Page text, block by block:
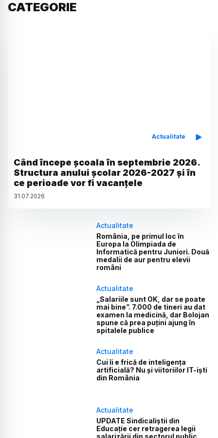
CATEGORIE
Actualitate
Când începe școala în septembrie 2026.
Structura anului școlar 2026-2027 și în
ce perioade vor fi vacanțele
31.07.2026
Actualitate
România, pe primul loc în
Europa la Olimpiada de
Informatică pentru Juniori. Două
medalii de aur pentru elevii
români
Actualitate
„Salariile sunt OK, dar se poate
mai bine”. 7.000 de tineri au dat
examen la medicină, dar Bolojan
spune că prea puțini ajung în
spitalele publice
Actualitate
Cui îi e frică de inteligența
artificială? Nu și viitoriilor IT-iști
din România
Actualitate
UPDATE Sindicaliștii din
Educație cer retragerea legii
salarizării din sectorul public